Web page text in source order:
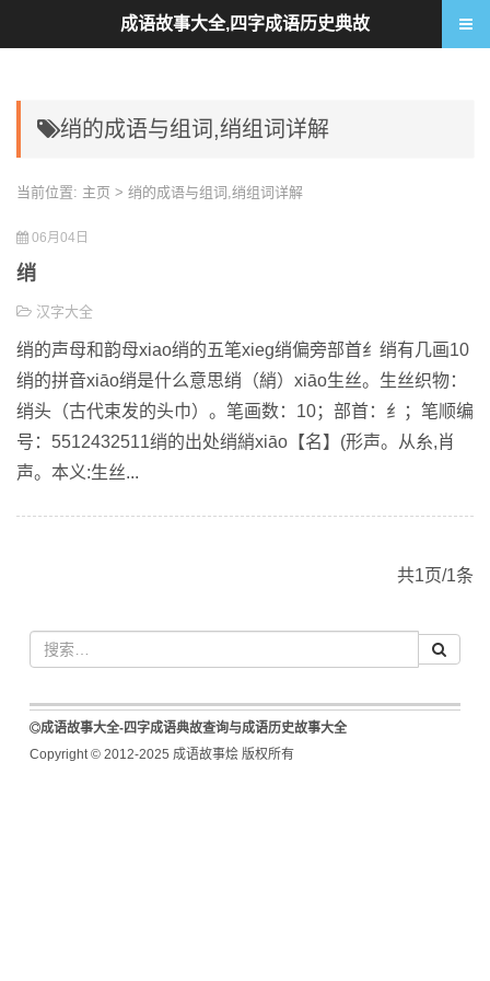
绡的成语与组词,绡组词详解
当前位置: 主页 > 绡的成语与组词,绡组词详解
06月04日
绡
汉字大全
绡的声母和韵母xiao绡的五笔xieg绡偏旁部首纟绡有几画10
绡的拼音xiāo绡是什么意思绡（綃）xiāo生丝。生丝织物：
绡头（古代束发的头巾）。笔画数：10；部首：纟；笔顺编
号：5512432511绡的出处绡綃xiāo【名】(形声。从糸,肖
声。本义:生丝...
共1页/1条
成语故事大全-四字成语典故查询与成语历史故事大全
Copyright © 2012-2025 成语故事烩 版权所有
成语故事大全,四字成语历史典故